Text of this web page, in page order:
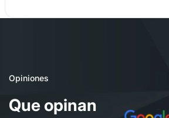
Opiniones
04
Queopinan